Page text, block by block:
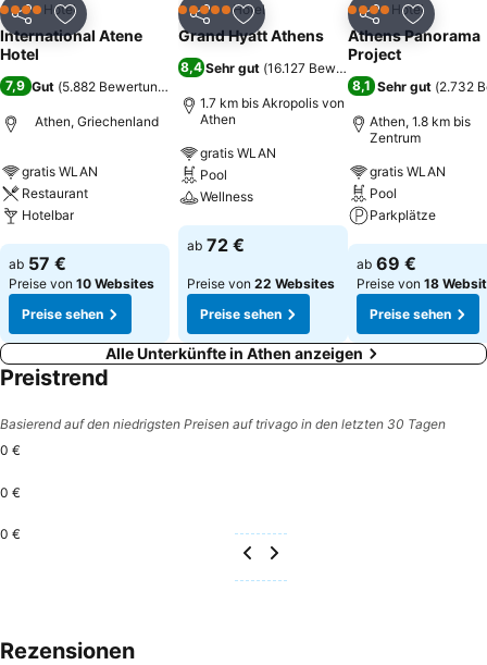
Teilen Zu Favoriten hinzufügen
4 SterneHotel
International Atene
Hotel
7,9 Gut (5.882 Bewertungen
Athen, Griechenland
gratis WLAN
Restaurant
Hotelbar
Preise sehen
ab 57 €
Preise von 10 Websites
Preise sehen
Teilen Zu Favoriten hinzufügen
5 Sterne Hotel
Grand Hyatt Athens
8,4 Sehr gut (16.127 Bewertungen
1.7 km bis Akropolis von
Athen
gratis WLAN
Pool
Wellness
Preise sehen
ab 72 €
Preise von 22 Websites
Preise sehen
Teilen Zu
4 SterneHotel
Athens Panorama
Project
8,1 Sehr gut (2.732
Athen, 1.8 km bis
Zentrum
gratis WLAN
Pool
Parkplätze
Preise sehen
ab 69 €
Preise von 18
Preise sehen
Alle Unterkünfte in Athen anzeigen
Preistrend
Basierend auf den niedrigsten Preisen auf trivago in den letzten 30 Tagen
0 €
0 €
0 €
Rezensionen